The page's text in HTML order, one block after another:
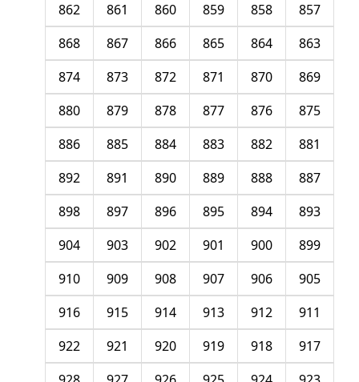
857
858
859
860
861
862
863
864
865
866
867
868
869
870
871
872
873
874
875
876
877
878
879
880
881
882
883
884
885
886
887
888
889
890
891
892
893
894
895
896
897
898
899
900
901
902
903
904
905
906
907
908
909
910
911
912
913
914
915
916
917
918
919
920
921
922